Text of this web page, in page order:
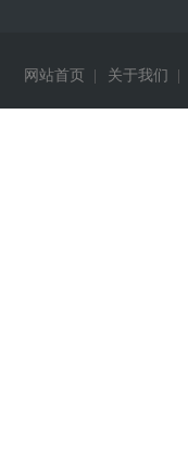
网站首页 关于我们